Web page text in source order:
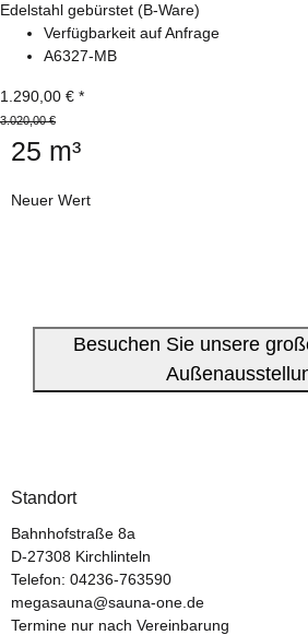
Edelstahl gebürstet (B-Ware)
Verfügbarkeit auf Anfrage
A6327-MB
1.290,00 € *
3.020,00 €
25 m³
Neuer Wert
Besuchen Sie unsere
Standort
Bahnhofstraße 8a
D-27308 Kirchlinteln
Telefon: 04236-763590
megasauna@sauna-one.de
Termine nur nach Vereinbarung